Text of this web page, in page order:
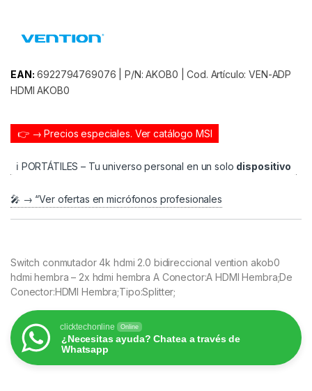
EAN: 6922794769076 | P/N: AKOB0 | Cod. Artículo: VEN-ADP
HDMI AKOB0
👉 → Precios especiales. Ver catálogo MSI
ℹ️ PORTÁTILES – Tu universo personal en un solo dispositivo
🎤 → “Ver ofertas en micrófonos profesionales
Switch conmutador 4k hdmi 2.0 bidireccional vention akob0
hdmi hembra – 2x hdmi hembra A Conector:A HDMI Hembra;De
Conector:HDMI Hembra;Tipo:Splitter;
clicktechonline Online
¿Necesitas ayuda? Chatea a través de
Whatsapp